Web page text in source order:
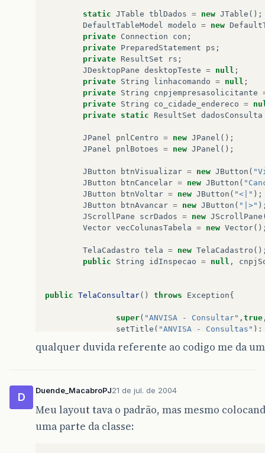
static JTable tblDados = new JTable ();
DefaultTableModel modelo = new
private Connection con ;
private PreparedStatement ps ;
private ResultSet rs ;
JDesktopPane desktopTeste = null ;
private String linhacomando = null ;
private String cnpjempresasolicitante
private String co_cidade_endereco =
private static ResultSet dadosConsulta
JPanel pnlCentro = new JPanel ();
JPanel
pnlBotoes = new JPanel ();
JButton btnVisualizar = new JButton (
JButton
btnCancelar = new JButton (
JButton
btnVoltar = new JButton ( "<|" );
JButton
btnAvancar = new JButton ( "|>"
JScrollPane
scrDados = new JScrollPane
Vector vecColunasTabela = new Vector
TelaCadastro tela = new TelaCadastro
public
String idInspecao = null ,
public TelaConsultar() throws Exception{
super( "ANVISA - Consultar" , true
setTitle ( "ANVISA - Consultas" );
MenuInicial LARGURA
criaLayout();
}
private void montaDados
qualquer duvida referente ao codigo me da
D
Duende_MacabroPJ21 de jul. de 2004
Meu layout tava o padrão, mas mesmo
uma parte da classe: